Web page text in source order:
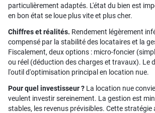
particulièrement adaptés. L'état du bien est
en bon état se loue plus vite et plus cher.
Chiffres et réalités. Rendement légèrement
compensé par la stabilité des locataires et la
Fiscalement, deux options : micro-foncier
ou réel (déduction des charges et travaux). Le
l'outil d'optimisation principal en location nue.
Pour quel investisseur ? La location nue
veulent investir sereinement. La gestion est
stables, les revenus prévisibles. Cette stratégie